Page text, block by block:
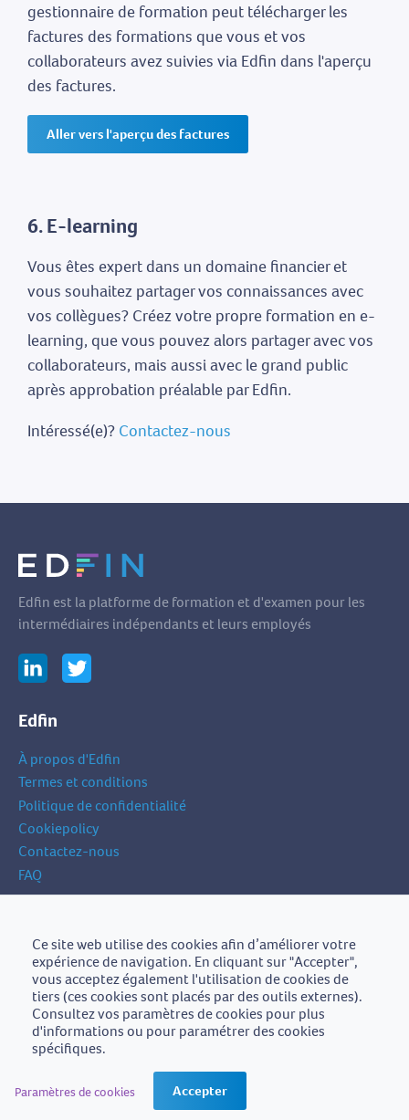
gestionnaire de formation peut télécharger les
factures des formations que vous et vos
collaborateurs avez suivies via Edfin dans l'aperçu
des factures.
Aller vers l'aperçu des factures
6. E-learning
Vous êtes expert dans un domaine financier et
vous souhaitez partager vos connaissances avec
vos collègues? Créez votre propre formation en e-
learning, que vous pouvez alors partager avec vos
collaborateurs, mais aussi avec le grand public
après approbation préalable par Edfin.
Intéressé(e)? Contactez-nous
Edfin est la platforme de formation et d'examen pour les
intermédiaires indépendants et leurs employés
Edfin
À propos d'Edfin
Termes et conditions
Politique de confidentialité
Cookiepolicy
Contactez-nous
FAQ
votre
adresse
mail
Inscrivez-vous
BZB-Fedafin
Edfin asbl - Einestraat 21, 9700 Oudenaarde - BE0672.757.653 -
Ce site web utilise des cookies afin d’améliorer votre
expérience de navigation. En cliquant sur "Accepter",
vous acceptez également l'utilisation de cookies de
tiers (ces cookies sont placés par des outils externes).
Consultez vos paramètres de cookies pour plus
d'informations ou pour paramétrer des cookies
spécifiques.
Paramètres de cookies Accepter